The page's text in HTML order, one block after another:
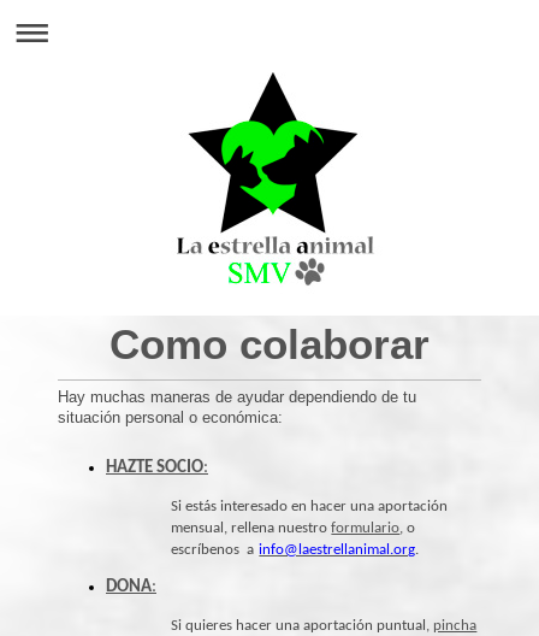
Como colaborar
Hay muchas maneras de ayudar dependiendo de tu
situación personal o económica:
HAZTE SOCIO:
Si estás interesado en hacer una aportación
mensual, rellena nuestroformulario, o
escríbenos a info@laestrellanimal.org.
DONA:
Si quieres hacer una aportación puntual, pincha